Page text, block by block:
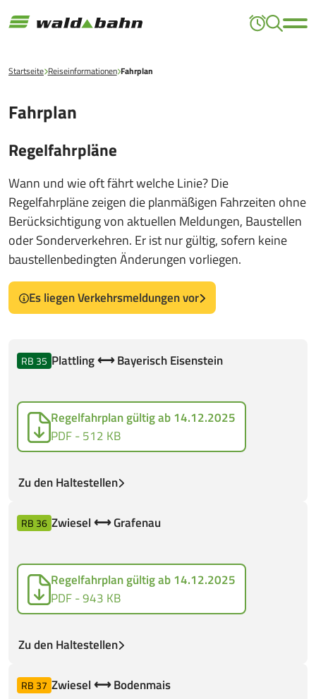
Startseite Reiseinformationen Fahrplan
Fahrplan
Regelfahrpläne
Wann und wie oft fährt welche Linie? Die
Regelfahrpläne zeigen die planmäßigen Fahrzeiten ohne
Berücksichtigung von aktuellen Meldungen, Baustellen
oder Sonderverkehren. Er ist nur gültig, sofern keine
baustellenbedingten Änderungen vorliegen.
Es liegen Verkehrsmeldungen vor
RB 35 Plattling ⟷ Bayerisch Eisenstein
Regelfahrplan gültig ab 14.12.2025
PDF - 512 KB
Zu den Haltestellen
RB 36 Zwiesel ⟷ Grafenau
Regelfahrplan gültig ab 14.12.2025
PDF - 943 KB
Zu den Haltestellen
RB 37 Zwiesel ⟷ Bodenmais